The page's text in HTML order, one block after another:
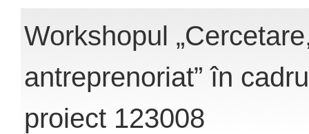
Workshopul
antreprenoriat” în
proiect 123008